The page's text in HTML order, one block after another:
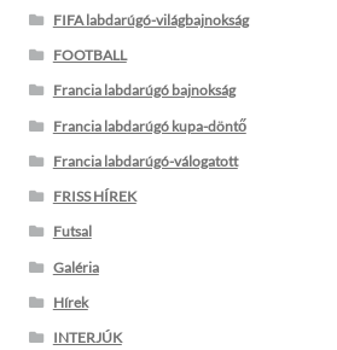
FIFA labdarúgó-világbajnokság
FOOTBALL
Francia labdarúgó bajnokság
Francia labdarúgó kupa-döntő
Francia labdarúgó-válogatott
FRISS HÍREK
Futsal
Galéria
Hírek
INTERJÚK